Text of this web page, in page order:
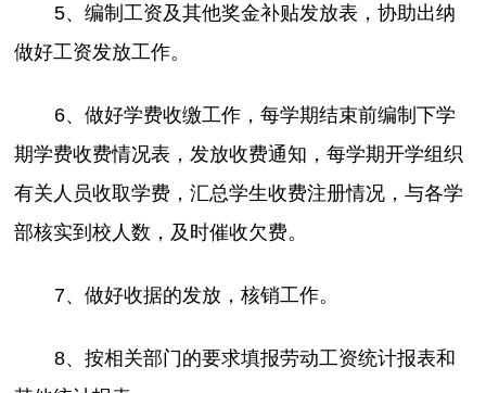
5、编制工资及其他奖金补贴发放表，协助出纳
做好工资发放工作。
6、做好学费收缴工作，每学期结束前编制下学
期学费收费情况表，发放收费通知，每学期开学组织
有关人员收取学费，汇总学生收费注册情况，与各学
部核实到校人数，及时催收欠费。
7、做好收据的发放，核销工作。
8、按相关部门的要求填报劳动工资统计报表和